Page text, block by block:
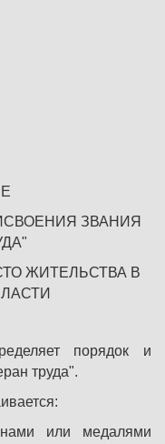
ЗВАНИЯ
ЖИТЕЛЬСТВА В
порядок и
труда".
или медалями